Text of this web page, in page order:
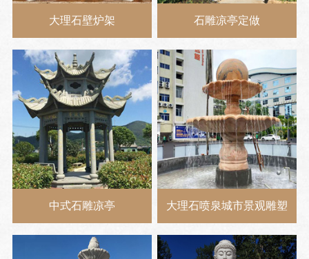
大理石壁炉架 石雕凉亭定做
中式石雕凉亭 大理石喷泉城市景观雕塑